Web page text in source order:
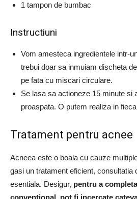
1 tampon de bumbac
Instructiuni
Vom amesteca ingredientele intr-
trebui doar sa inmuiam discheta
pe fata cu miscari circulare.
Se lasa sa actioneze 15 minute si
proaspata. O putem realiza in
Tratament pentru acnee
Acneea este o boala cu cauze
gasi un tratament eficient, consultatia
esentiala. Desigur, pentru a
conventional, pot fi incercate